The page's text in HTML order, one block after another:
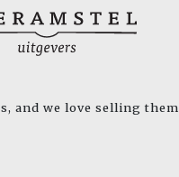
and we love selling them